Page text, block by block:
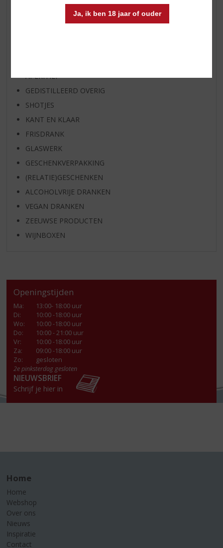
Ja, ik ben 18 jaar of ouder
SPIRIT VAN DE MAAND
EXCLUSIEF TOPSLIJTER
APERITIEF
GEDISTILLEERD OVERIG
SHOTJES
KANT EN KLAAR
FRISDRANK
GLASWERK
GESCHENKVERPAKKING
(RELATIE)GESCHENKEN
ALCOHOLVRIJE DRANKEN
VEGAN DRANKEN
ZEEUWSE PRODUCTEN
WIJNBOXEN
Openingstijden
Ma:
13:00- 18:00 uur
Di:
10:00 -18:00 uur
Wo:
10:00 -18:00 uur
Do:
10:00 - 21:00 uur
Vr:
10:00 -18:00 uur
Za:
09:00 -18:00 uur
Zo:
gesloten
2e pinksterdag gesloten
NIEUWSBRIEF
Schrijf je hier in
Home
Home
Webshop
Over ons
Nieuws
Inspiratie
Contact